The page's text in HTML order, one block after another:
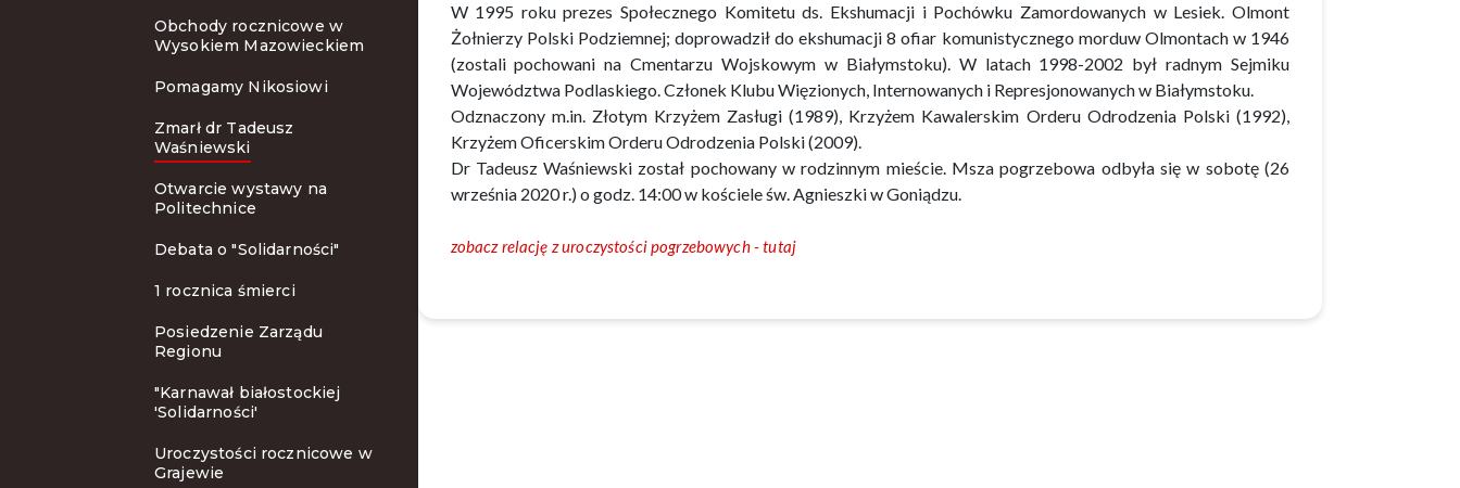
Obchody rocznicowe w
Wysokiem Mazowieckiem
Pomagamy Nikosiowi
Zmarł dr Tadeusz
Waśniewski
Otwarcie wystawy na
Politechnice
Debata o "Solidarności"
1 rocznica śmierci
Posiedzenie Zarządu
Regionu
"Karnawał białostockiej
'Solidarności'
Uroczystości rocznicowe w
Grajewie
W 1995 roku prezes Społecznego Komitetu ds. Ekshumacji i Pochówku Zamordowanych w Lesiek. Olmont
Żołnierzy Polski Podziemnej; doprowadził do ekshumacji 8 ofiar komunistycznego morduw Olmontach w 1946
(zostali pochowani na Cmentarzu Wojskowym w Białymstoku). W latach 1998-2002 był radnym Sejmiku
Województwa Podlaskiego. Członek Klubu Więzionych, Internowanych i Represjonowanych w Białymstoku.
Odznaczony m.in. Złotym Krzyżem Zasługi (1989), Krzyżem Kawalerskim Orderu Odrodzenia Polski (1992),
Krzyżem Oficerskim Orderu Odrodzenia Polski (2009).
Dr Tadeusz Waśniewski został pochowany w rodzinnym mieście. Msza pogrzebowa odbyła się w sobotę (26
września 2020 r.) o godz. 14:00 w kościele św. Agnieszki w Goniądzu.
zobacz relację z uroczystości pogrzebowych - tutaj